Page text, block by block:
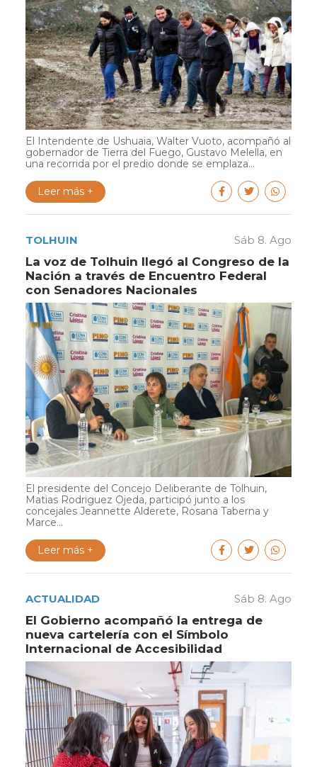
El Intendente de Ushuaia, Walter Vuoto, acompañó al
gobernador de Tierra del Fuego, Gustavo Melella, en
una recorrida por el predio donde se emplaza...
Leer más +
TOLHUIN Sáb 8. Ago
La voz de Tolhuin llegó al Congreso de la
Nación a través de Encuentro Federal
con Senadores Nacionales
El presidente del Concejo Deliberante de Tolhuin,
Matias Rodriguez Ojeda, participó junto a los
concejales Jeannette Alderete, Rosana Taberna y
Marce...
Leer más +
ACTUALIDAD Sáb 8. Ago
El Gobierno acompañó la entrega de
nueva cartelería con el Símbolo
Internacional de Accesibilidad